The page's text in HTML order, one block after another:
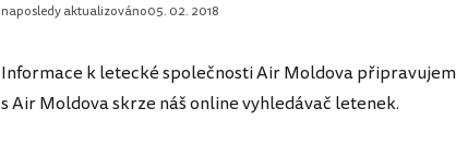
naposledy aktualizováno05. 02. 2018
Informace k letecké společnosti Air Moldova
s Air Moldova skrze náš online vyhledávač letenek.